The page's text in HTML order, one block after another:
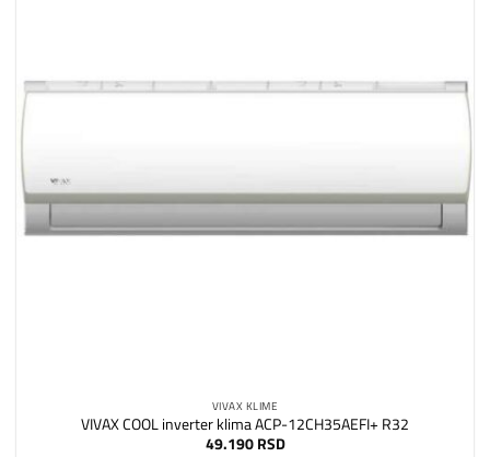
VIVAX KLIME
VIVAX COOL inverter klima ACP-12CH35AEFI+ R32
49.190 RSD